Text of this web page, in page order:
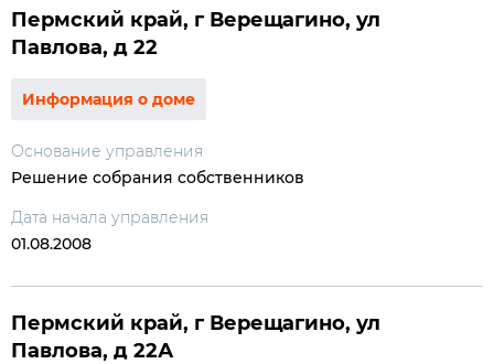
Пермский край, г Верещагино, ул
Павлова, д 22
Информация о доме
Основание управления
Решение собрания собственников
Дата начала управления
01.08.2008
Пермский край, г Верещагино, ул
Павлова, д 22А